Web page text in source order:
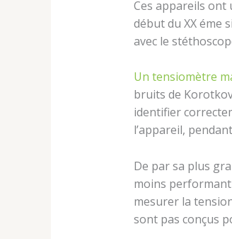
Ces appareils ont
début du XX éme
avec le
Un tensiomètre
bruits de
identifier
l’appareil,
De par sa plus
moins performant
mesurer la
sont pas conçus